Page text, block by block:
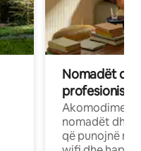
Nomadët
Akomodime
nomadët dhe
që punojnë në